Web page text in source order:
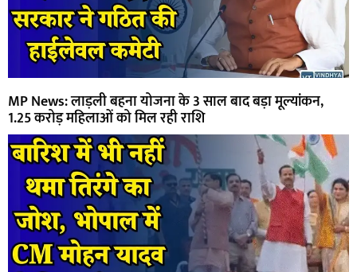
MP News: लाड़ली बहना योजना के 3 साल बाद बड़ा मूल्यांकन,
1.25 करोड़ महिलाओं को मिल रही राशि